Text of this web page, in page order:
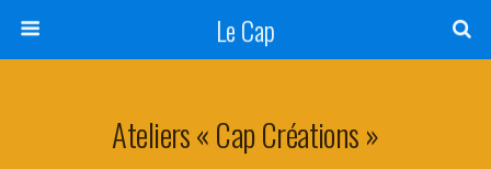
Le Cap
Ateliers « Cap Créations »